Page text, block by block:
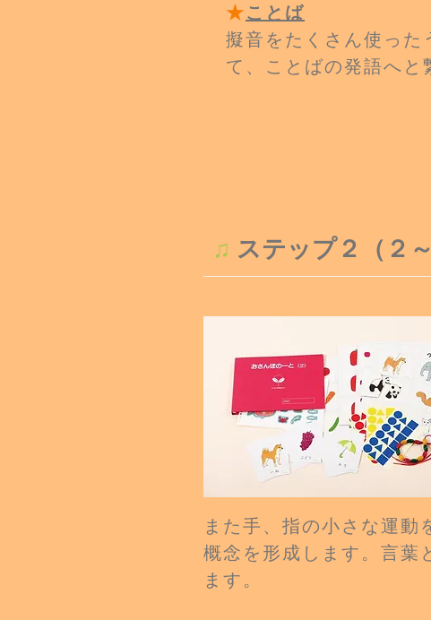
★ ことば
擬音をたくさん使った
て、ことばの発語へと
♫ ステップ２（２～
また手、指の小さな運動
概念を形成します。言葉
ます。